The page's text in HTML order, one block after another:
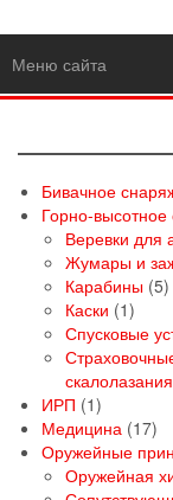
Меню сайта
Бивачное
Горно-
Веревки для
Жумары и
Карабины 55
Каски 11
товар
Спусковые
скалолазания
ИРП 11
товар
Медицина 1717
Оружейные
Оружейная